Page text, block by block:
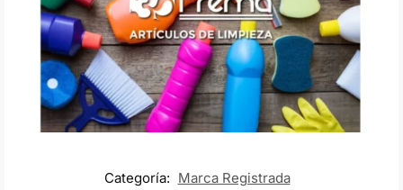
Categoría: Marca Registrada